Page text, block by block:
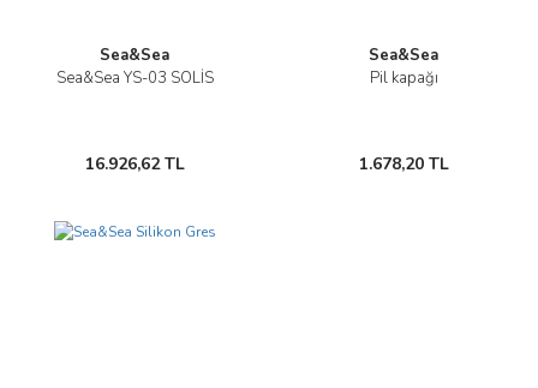
Sea&Sea
Sea&Sea YS-03 SOLİS
16.926,62 TL
Sea&Sea
Pil kapağı
1.678,20 TL